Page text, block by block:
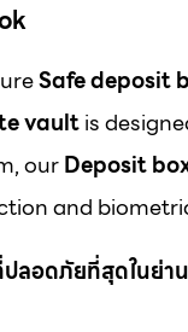
Safe deposit
vaultis
ourDeposit
and
ปลอดภัยที่สุดในย่า